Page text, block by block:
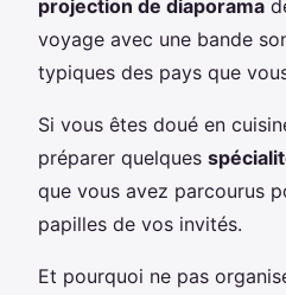
projection de diaporama
voyage avec une bande
typiques des pays que
Si vous êtes doué en
préparer quelques
que vous avez parcourus
papilles de vos invités.
Et pourquoi ne pas